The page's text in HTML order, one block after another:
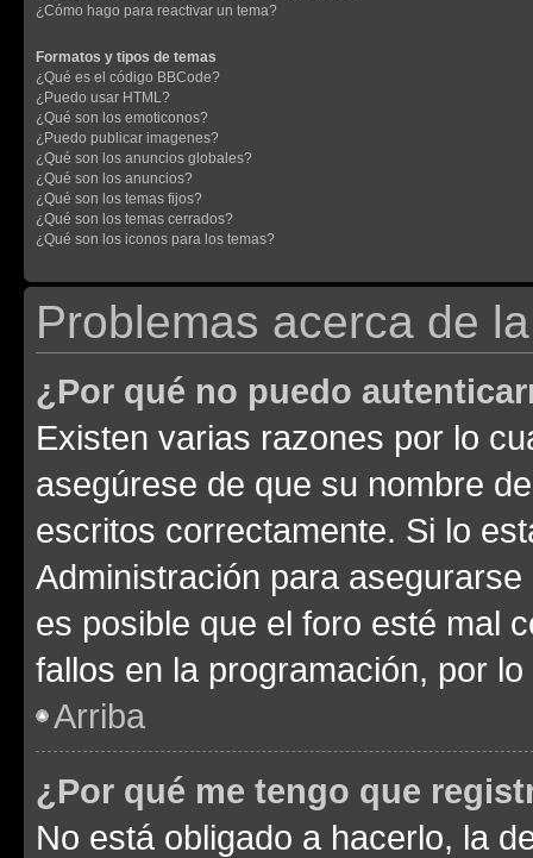
¿Cómo hago para reactivar un tema?
Formatos y tipos de temas
¿Qué es el código BBCode?
¿Puedo usar HTML?
¿Qué son los emoticonos?
¿Puedo publicar imagenes?
¿Qué son los anuncios globales?
¿Qué son los anuncios?
¿Qué son los temas fijos?
¿Qué son los temas cerrados?
¿Qué son los iconos para los temas?
Problemas acerca de
¿Por qué no puedo
Existen varias razones por lo
asegúrese de que su nombre
escritos correctamente. Si lo
Administración para
es posible que el foro esté mal
fallos en la programación, por
Arriba
¿Por qué me tengo que
No está obligado a hacerlo, la